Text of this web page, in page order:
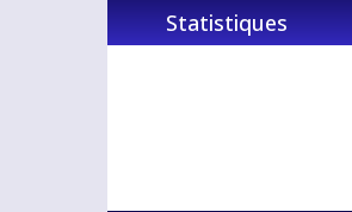
Statistiques